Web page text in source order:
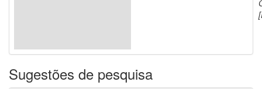
Sugestões de pesquisa